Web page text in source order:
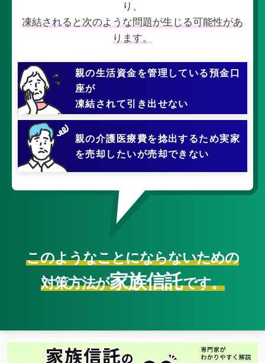
り、
凍結されると次のような問題が生じる可能性があ
ります。
親の生活資金を管理している預金 口
座が
凍結されて引き出せない
親の介護医療費を捻出するため実家
を売却したいが売却できない
このようなことにならないための
対策方法が家族信託です。